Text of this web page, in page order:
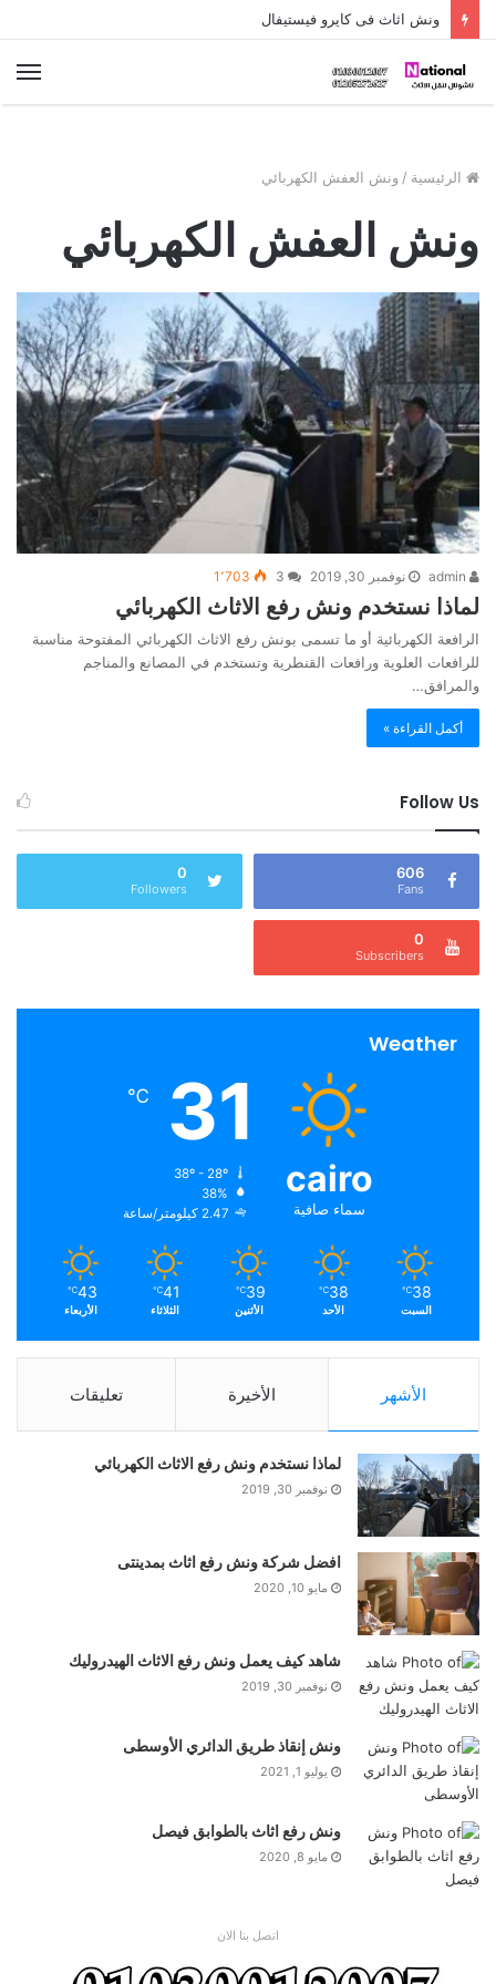
ونش اثاث فى كايرو فيستيفال
الرئيسية / ونش العفش الكهربائي
ونش العفش الكهربائي
نوفمبر 30, 2019 3 1٬703
لماذا نستخدم ونش رفع الاثاث الكهربائي
الرافعة الكهربائية أو ما تسمى بونش رفع الاثاث الكهربائي المفتوحة مناسبة
للرافعات العلوية ورافعات القنطرية وتستخدم في المصانع والمناجم
والمرافق…
أكمل القراءة »
Follow Us
606
Fans
0
Followers
0
Subscribers
Weather
cairo
سماء صافية
31
℃
38%
2.47 كيلومتر/ساعة
38
℃
السبت
38
℃
الأحد
39
℃
الأثنين
41
℃
الثلاثاء
43
℃
الأربعاء
الأشهر الأخيرة تعليقات
لماذا نستخدم ونش رفع الاثاث الكهربائي
نوفمبر 30, 2019
افضل شركة ونش رفع اثاث بمدينتى
مايو 10, 2020
شاهد كيف يعمل ونش رفع الاثاث الهيدروليك
نوفمبر 30, 2019
ونش إنقاذ طريق الدائري الأوسطى
يوليو 1, 2021
ونش رفع اثاث بالطوابق فيصل
مايو 8, 2020
اتصل بنا الان